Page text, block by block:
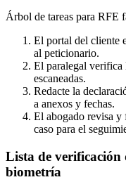
Árbol de tareas para RFE
El portal del cliente
al peticionario.
El paralegal verifica
escaneadas.
Redacte la
a anexos y fechas.
El abogado revisa y
caso para el
Lista de verificación
biometría